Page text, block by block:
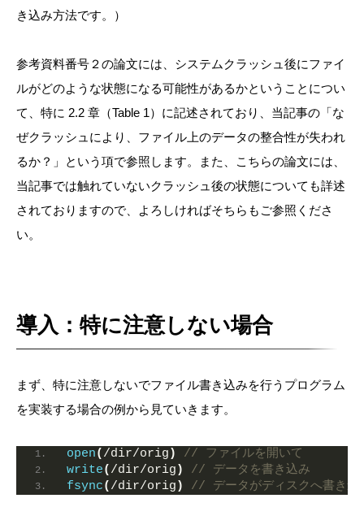
き込み方法です。）
参考資料番号２の論文には、システムクラッシュ後にファイ
ルがどのような状態になる可能性があるかということについ
て、特に 2.2 章（Table 1）に記述されており、当記事の「な
ぜクラッシュにより、ファイル上のデータの整合性が失われ
るか？ 」という項で参照します。
また、こちらの論文には、
当記事では触れていないクラッシュ後の状態についても詳述
されておりますので、よろしければそちらもご参照くださ
い。
導入：特に注意しない場合
まず、特に注意しないでファイル書き込みを行うプログラム
を実装する場合の例から見ていきます。
open( /dir/orig )
// ファイルを開いて
write( /dir/orig )
// データを書き込み
fsync( /dir/orig ) // データがディスクへ書き込